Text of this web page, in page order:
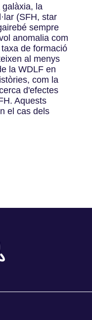
galàxia, la
(SFH, star
sempre
anomalia com
de formació
al menys
la WDLF en
com la
d'efectes
Aquests
el cas dels